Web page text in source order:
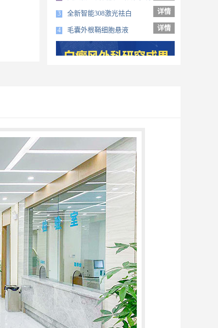
2 美国新一代皮肤CT影像系统 详情
3 全新智能308激光祛白 详情
毛囊外根鞘细胞悬液 详情